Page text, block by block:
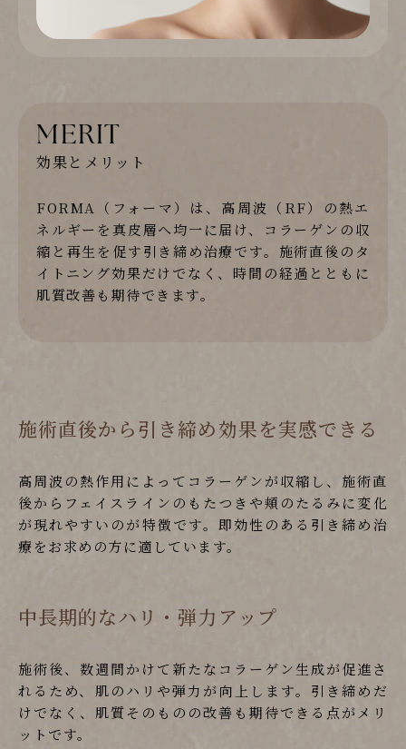
MERIT
効果とメリット
FORMA（フォーマ）は、高周波（RF）の熱エ
ネルギーを真皮層へ均一に届け、コラーゲンの収
縮と再生を促す引き締め治療です。施術直後のタ
イトニング効果だけでなく、時間の経過とともに
肌質改善も期待できます。
施術直後から引き締め効果を実感できる
高周波の熱作用によってコラーゲンが収縮し、施術直
後からフェイスラインのもたつきや頬のたるみに変化
が現れやすいのが特徴です。即効性のある引き締め治
療をお求めの方に適しています。
中長期的なハリ・弾力アップ
施術後、数週間かけて新たなコラーゲン生成が促進さ
れるため、肌のハリや弾力が向上します。引き締めだ
けでなく、肌質そのものの改善も期待できる点がメリ
ットです。